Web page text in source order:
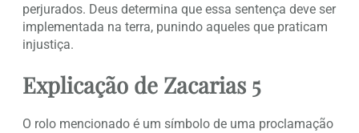
perjurados. Deus determina que essa sentença deve ser
implementada na terra, punindo aqueles que praticam
injustiça.
Explicação de Zacarias 5
O rolo mencionado é um símbolo de uma proclamação